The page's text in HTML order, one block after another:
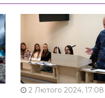
2 Лютого 2024, 17:08